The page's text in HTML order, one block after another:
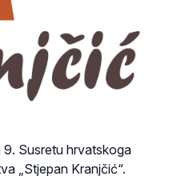
9. Susretu hrvatskoga
„Stjepan Kranjčić“.